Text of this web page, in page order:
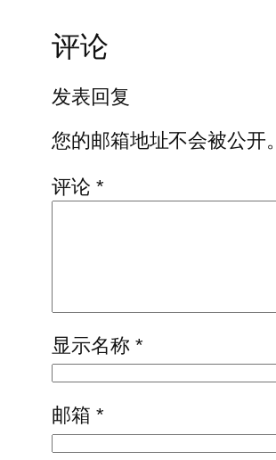
评论
发表回复
您的邮箱地址不会被公开。
评论 *
显示名称 *
邮箱 *